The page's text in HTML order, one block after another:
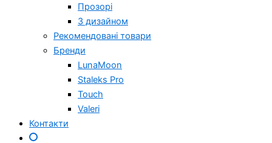
Прозорі
З дизайном
Рекомендовані товари
Бренди
LunaMoon
Staleks Pro
Touch
Valeri
Контакти